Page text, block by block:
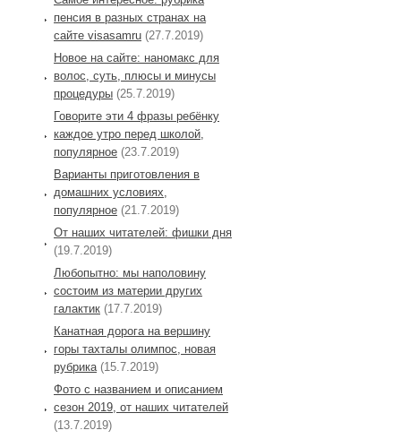
пенсия в разных странах на
сайте visasamru (27.7.2019)
Новое на сайте: наномакс для
волос, суть, плюсы и минусы
процедуры (25.7.2019)
Говорите эти 4 фразы ребёнку
каждое утро перед школой,
популярное (23.7.2019)
Варианты приготовления в
домашних условиях,
популярное (21.7.2019)
От наших читателей: фишки дня
(19.7.2019)
Любопытно: мы наполовину
состоим из материи других
галактик (17.7.2019)
Канатная дорога на вершину
горы тахталы олимпос, новая
рубрика (15.7.2019)
Фото с названием и описанием
сезон 2019, от наших читателей
(13.7.2019)